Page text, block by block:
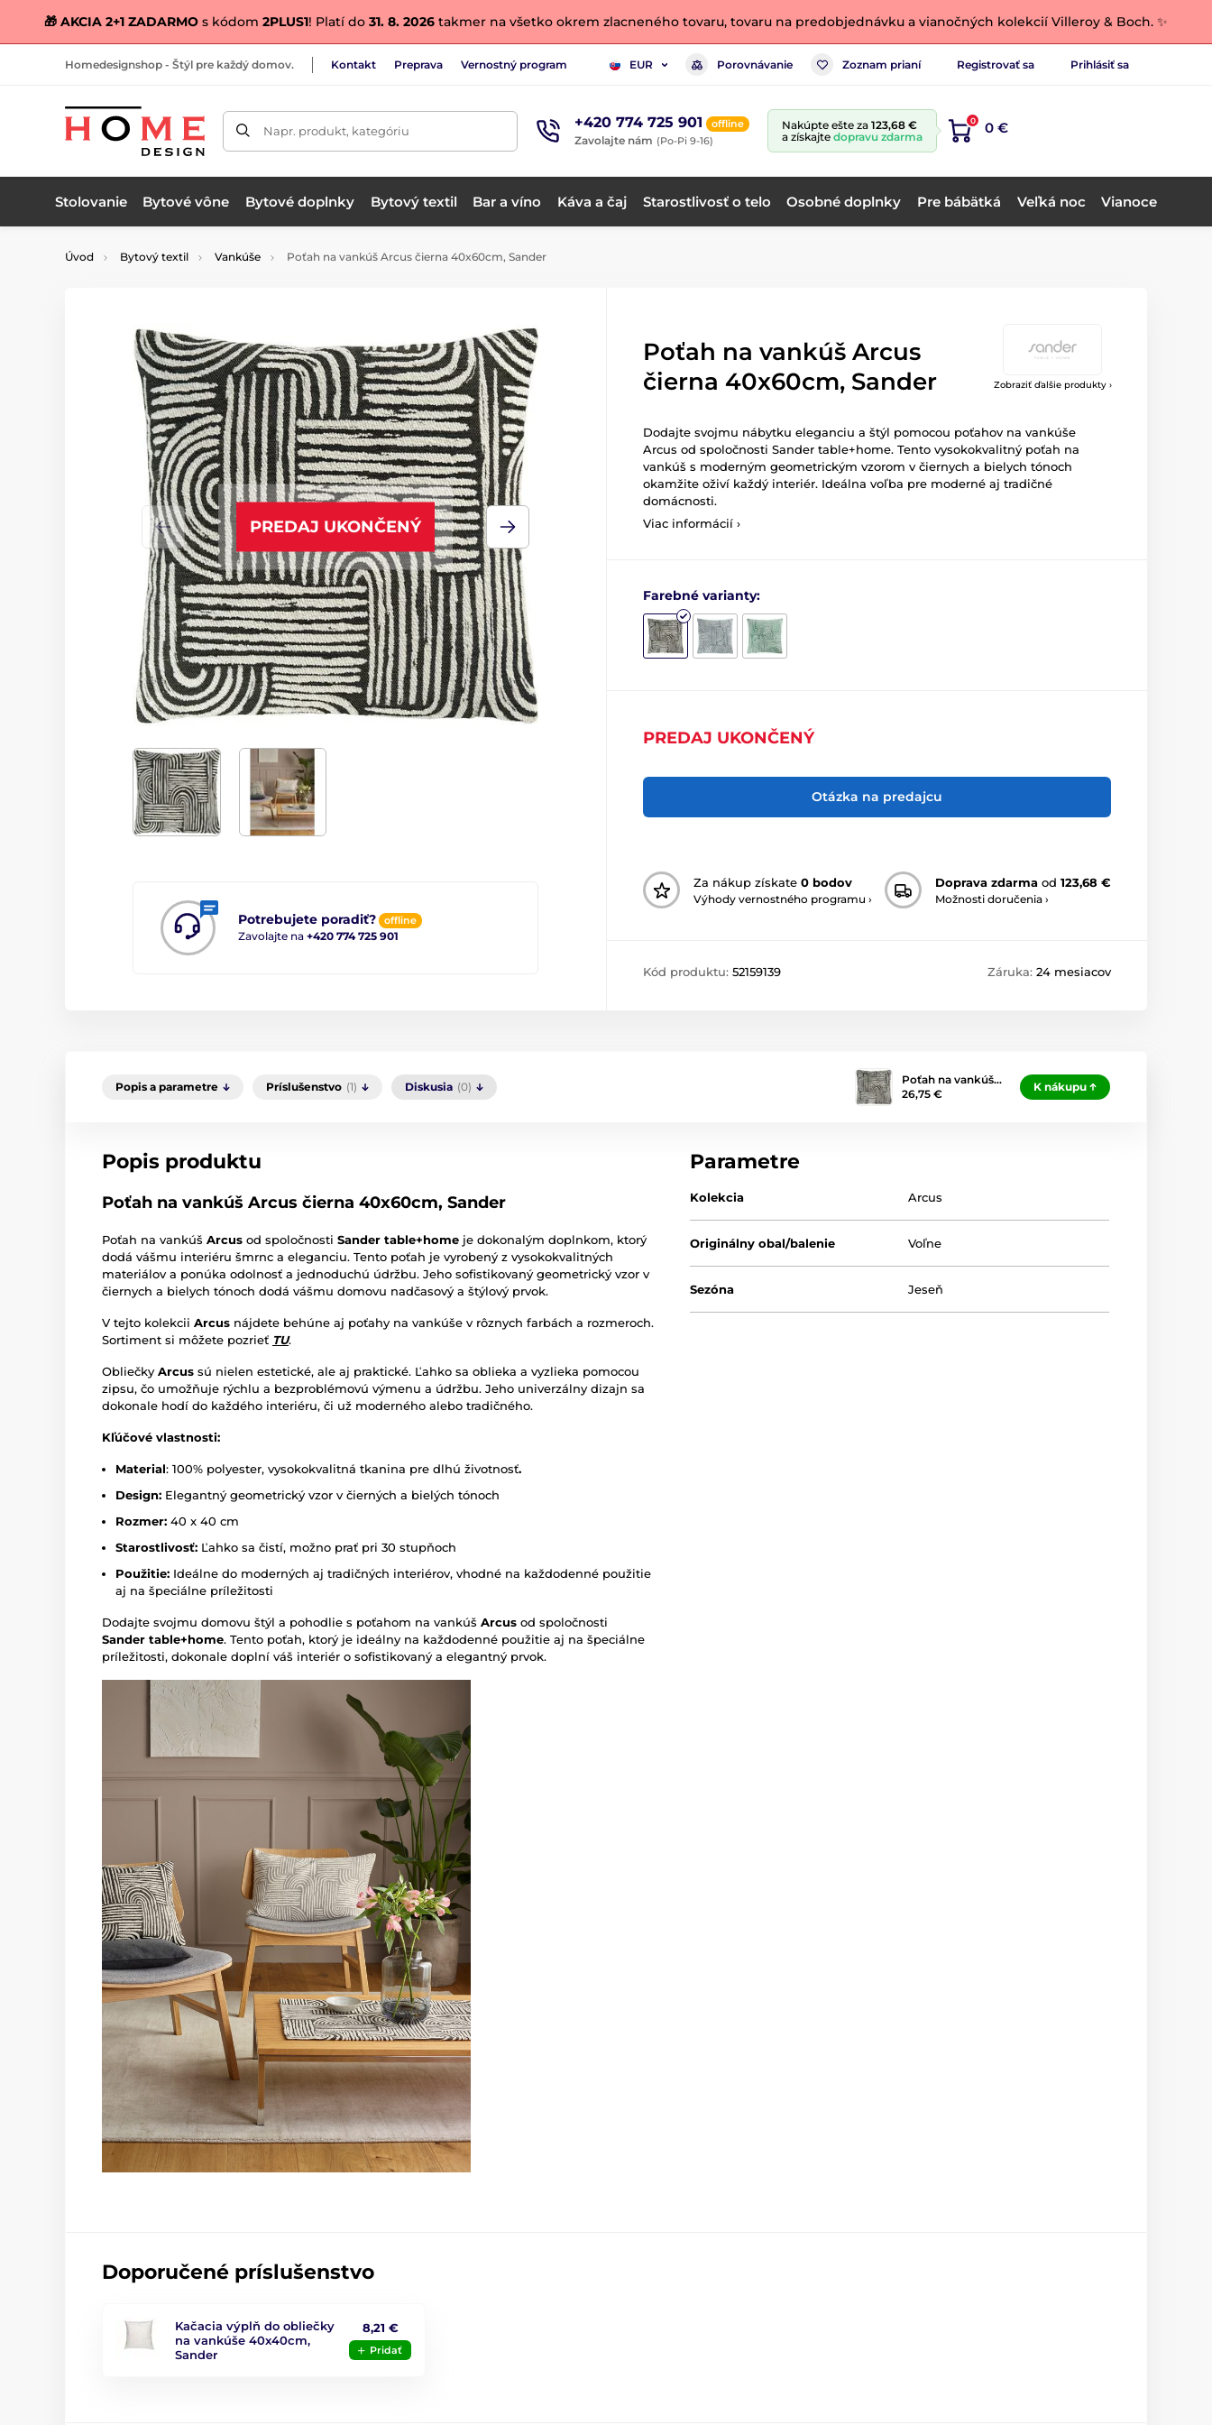
🎁 AKCIA 2+1 ZADARMO s kódom 2PLUS1! Platí do 31. 8. 2026 takmer na všetko okrem zlacneného tovaru, tovaru na predobjednávku a vianočných kolekcií Villeroy & Boch. ✨
Homedesignshop - Štýl pre každý domov. Kontakt Preprava Vernostný program EUR Porovnávanie Zoznam prianí Registrovať sa Prihlásiť sa
Napr. produkt, kategóriu +420 774 725 901 offline
Zavolajte nám (Po-Pi 9-16)
Nakúpte ešte za 123,68 €
a získajte dopravu zdarma
0 0 €
Stolovanie Bytové vône Bytové doplnky Bytový textil Bar a víno Káva a čaj Starostlivosť o telo Osobné doplnky Pre bábätká Veľká noc Vianoce
Úvod Bytový textil Vankúše Poťah na vankúš Arcus čierna 40x60cm, Sander
Zobraziť ďalšie produkty ›
PREDAJ UKONČENÝ
Potrebujete poradiť? offline
Zavolajte na +420 774 725 901
Poťah na vankúš Arcus
čierna 40x60cm, Sander
Dodajte svojmu nábytku eleganciu a štýl pomocou poťahov na vankúše
Arcus od spoločnosti Sander table+home. Tento vysokokvalitný poťah na
vankúš s moderným geometrickým vzorom v čiernych a bielych tónoch
okamžite oživí každý interiér. Ideálna voľba pre moderné aj tradičné
domácnosti.
Viac informácií ›
Farebné varianty:
PREDAJ UKONČENÝ
Otázka na predajcu
Za nákup získate 0 bodov
Výhody vernostného programu ›
Doprava zdarma od 123,68 €
Možnosti doručenia ›
Kód produktu: 52159139 Záruka: 24 mesiacov
Popis a parametre Príslušenstvo (1) Diskusia (0)
Poťah na vankúš…
26,75 €
K nákupu
Popis produktu
Poťah na vankúš Arcus čierna 40x60cm, Sander
Poťah na vankúš Arcus od spoločnosti Sander table+home je dokonalým doplnkom, ktorý
dodá vášmu interiéru šmrnc a eleganciu. Tento poťah je vyrobený z vysokokvalitných
materiálov a ponúka odolnosť a jednoduchú údržbu. Jeho sofistikovaný geometrický vzor v
čiernych a bielych tónoch dodá vášmu domovu nadčasový a štýlový prvok.
V tejto kolekcii Arcus nájdete behúne aj poťahy na vankúše v rôznych farbách a rozmeroch.
Sortiment si môžete pozrieť TU.
Obliečky Arcus sú nielen estetické, ale aj praktické. Ľahko sa oblieka a vyzlieka pomocou
zipsu, čo umožňuje rýchlu a bezproblémovú výmenu a údržbu. Jeho univerzálny dizajn sa
dokonale hodí do každého interiéru, či už moderného alebo tradičného.
Kľúčové vlastnosti:
Material: 100% polyester, vysokokvalitná tkanina pre dlhú životnosť.
Design: Elegantný geometrický vzor v čierných a bielých tónoch
Rozmer: 40 x 40 cm
Starostlivosť: Ľahko sa čistí, možno prať pri 30 stupňoch
Použitie: Ideálne do moderných aj tradičných interiérov, vhodné na každodenné použitie
aj na špeciálne príležitosti
Dodajte svojmu domovu štýl a pohodlie s poťahom na vankúš Arcus od spoločnosti
Sander table+home. Tento poťah, ktorý je ideálny na každodenné použitie aj na špeciálne
príležitosti, dokonale doplní váš interiér o sofistikovaný a elegantný prvok.
Parametre
Kolekcia Arcus
Originálny obal/balenie Voľne
Sezóna Jeseň
Doporučené príslušenstvo
Kačacia výplň do obliečky
na vankúše 40x40cm,
Sander
8,21 €
Pridať